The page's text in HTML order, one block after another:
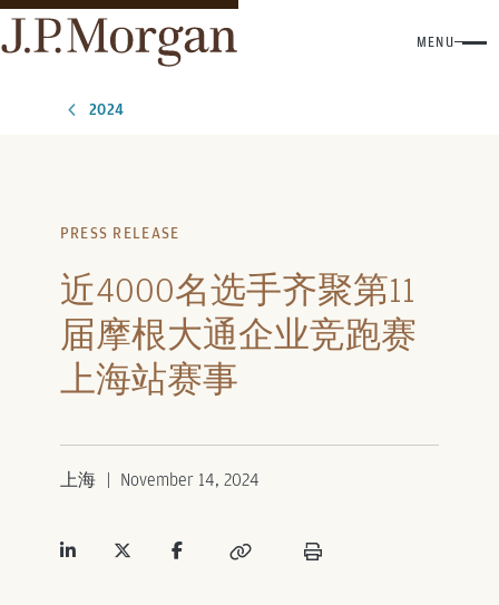
MENU
2024
PRESS RELEASE
近4000名选手齐聚第11
届摩根大通企业竞跑赛
上海站赛事
上海 November 14, 2024